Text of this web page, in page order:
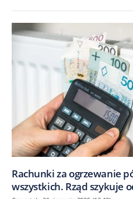
Rachunki za ogrzewanie
wszystkich. Rząd szykuje